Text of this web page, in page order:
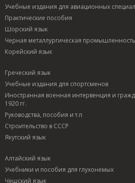
Учебные издания для авиационных
Практические пособия
Шорский язык
Черная металлургическая
Корейский язык
Греческий язык
Учебные издания для спортсменов
Иностранная военная интервенция и
1920 гг.
Руководства, пособия и т.п
Строительство в СССР
Якутский язык
Алтайский язык
Учебники и пособия для глухонемых
Чешский язык